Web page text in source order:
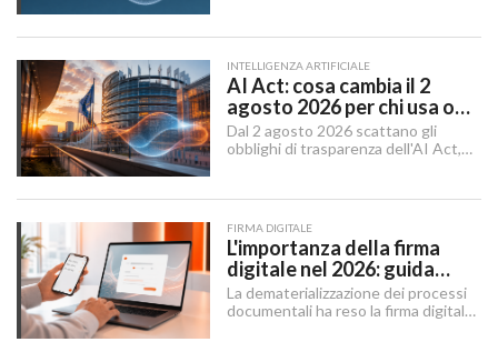
"Quale modello dobbiamo usare?".
INTELLIGENZA ARTIFICIALE
AI Act: cosa cambia il 2
agosto 2026 per chi usa o
integra l'AI
Dal 2 agosto 2026 scattano gli
obblighi di trasparenza dell'AI Act,
rinviato quelli sui sistemi ad alto
FIRMA DIGITALE
L'importanza della firma
digitale nel 2026: guida
completa per aziende e
professionisti
La dematerializzazione dei processi
documentali ha reso la firma digitale